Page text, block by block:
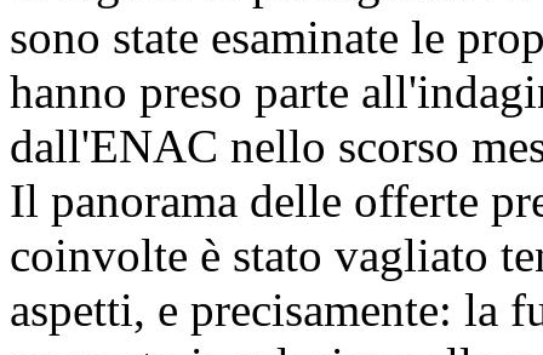
sono state esaminate le
hanno preso parte
dall'ENAC nello scorso
Il panorama delle offerte
coinvolte è stato vagliato
aspetti, e precisamente: la